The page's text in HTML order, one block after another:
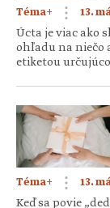
Téma+ 13.
Úcta je viac ako
ohľadu na niečo
etiketou
nezískavame ju
nájsť jej
Téma+ 13.
Keď sa povie